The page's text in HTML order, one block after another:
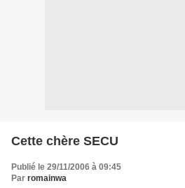
Cette chère SECU
Publié le 29/11/2006 à 09:45
Par romainwa